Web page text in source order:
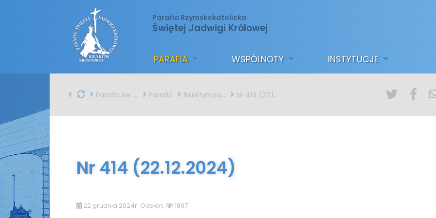
Parafia Rzymskokatolicka
Świętej Jadwigi Królowej
PARAFIA WSPÓLNOTY INSTYTUCJE
Parafia św. Jadwigi w Krakowie Parafia Biuletyn parafialny Nr 414 (22.12.2024)
Nr 414 (22.12.2024)
22 grudnia 2024r. Odsłon: 1807